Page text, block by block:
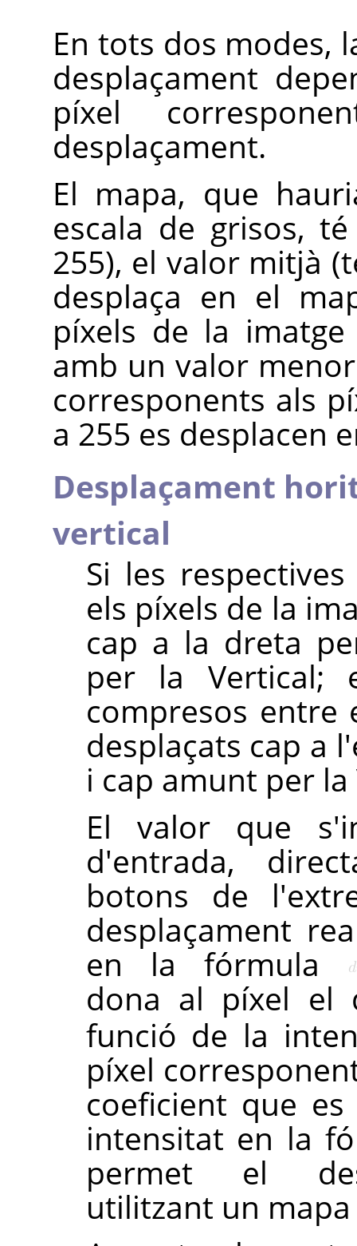
En tots dos modes,
desplaçament
píxel
desplaçament.
El mapa, que
escala de grisos,
255), el valor mitjà
desplaça en el
píxels de la
amb un valor
corresponents als
a 255 es desplacen
Desplaçament
vertical
Si les
els píxels de la
cap a la dreta
per la Vertical;
compresos entre
desplaçats cap a
i cap amunt per la
El valor que
d'entrada,
botons de
desplaçament
en la fórmula
dona al píxel el
funció de la
píxel
coeficient que
intensitat en la
permet el
utilitzant un